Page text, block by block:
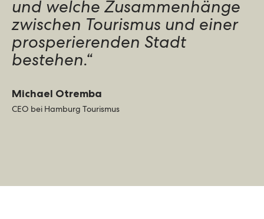
und welche Zusammenhänge
zwischen Tourismus und einer
prosperierenden Stadt
bestehen.“
Michael Otremba
CEO bei Hamburg Tourismus